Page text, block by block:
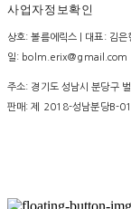
사업자정보확인
상호: 볼름에릭스 | 대표: 김
일: bolm.erix@gmail.com
주소: 경기도 성남시 분당구
판매:제 2018-성남분당B-